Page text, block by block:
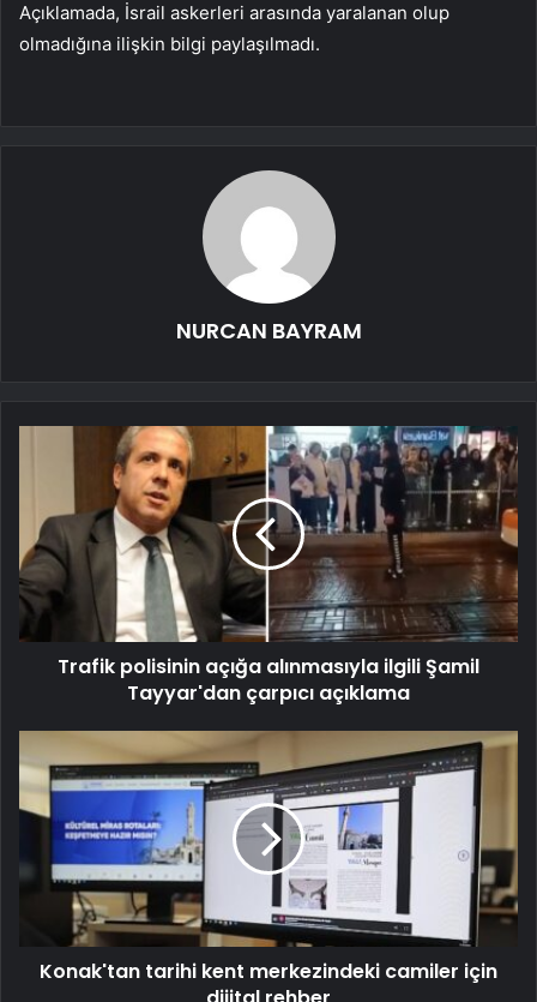
Açıklamada, İsrail askerleri arasında yaralanan olup
olmadığına ilişkin bilgi paylaşılmadı.
NURCAN BAYRAM
Trafik polisinin açığa alınmasıyla ilgili Şamil
Tayyar'dan çarpıcı açıklama
Konak'tan tarihi kent merkezindeki camiler için